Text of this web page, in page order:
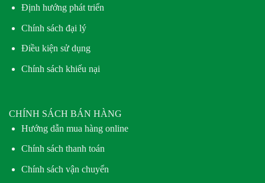
Định hướng phát triển
Chính sách đại lý
Điều kiện sử dụng
Chính sách khiếu nại
CHÍNH SÁCH BÁN HÀNG
Hướng dẫn mua hàng online
Chính sách thanh toán
Chính sách vận chuyển